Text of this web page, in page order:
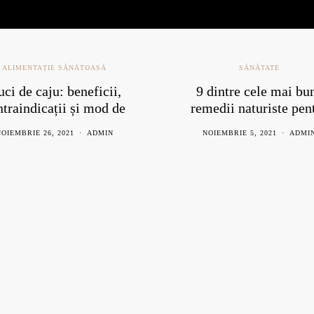
SĂNĂTATE
cele mai bune
naturiste pentru
5, 2021 ADMIN
ALIMENTAȚIE SĂNĂTOASĂ
Totul despre
cauze simptome și
remedii naturiste